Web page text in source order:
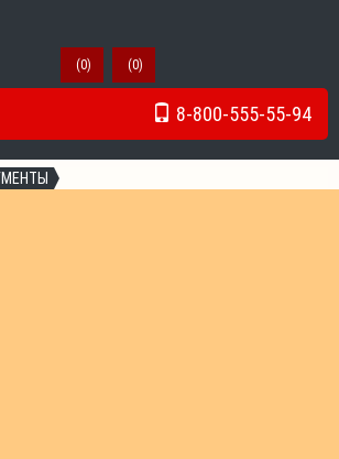
(0) (0)
8-800-555-55-94